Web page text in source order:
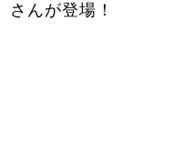
さんが登場！